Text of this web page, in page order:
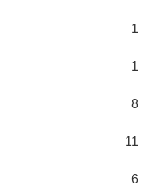
1
1
8
11
6